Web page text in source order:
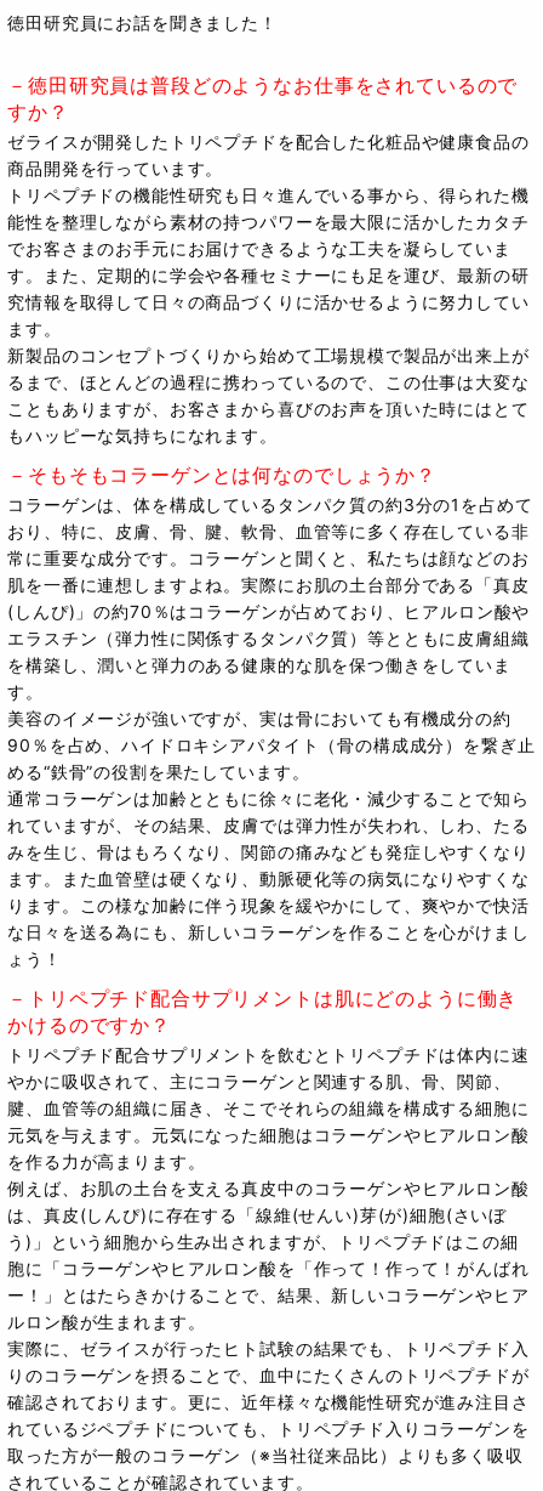
徳田研究員にお話を聞きました！
－徳田研究員は普段どのようなお仕事をされているので
すか？
ゼライスが開発したトリペプチドを配合した化粧品や健康食品の
商品開発を行っています。
トリペプチドの機能性研究も日々進んでいる事から、得られた機
能性を整理しながら素材の持つパワーを最大限に活かしたカタチ
でお客さまのお手元にお届けできるような工夫を凝らしていま
す。また、定期的に学会や各種セミナーにも足を運び、最新の研
究情報を取得して日々の商品づくりに活かせるように努力してい
ます。
新製品のコンセプトづくりから始めて工場規模で製品が出来上が
るまで、ほとんどの過程に携わっているので、この仕事は大変な
こともありますが、お客さまから喜びのお声を頂いた時にはとて
もハッピーな気持ちになれます。
－そもそもコラーゲンとは何なのでしょうか？
コラーゲンは、体を構成しているタンパク質の約3分の1を占めて
おり、特に、皮膚、骨、腱、軟骨、血管等に多く存在している非
常に重要な成分です。コラーゲンと聞くと、私たちは顔などのお
肌を一番に連想しますよね。実際にお肌の土台部分である「真皮
(しんぴ)」の約70％はコラーゲンが占めており、ヒアルロン酸や
エラスチン（弾力性に関係するタンパク質）等とともに皮膚組織
を構築し、潤いと弾力のある健康的な肌を保つ働きをしていま
す。
美容のイメージが強いですが、実は骨においても有機成分の約
90％を占め、ハイドロキシアパタイト（骨の構成成分）を繋ぎ止
める“鉄骨”の役割を果たしています。
通常コラーゲンは加齢とともに徐々に老化・減少することで知ら
れていますが、その結果、皮膚では弾力性が失われ、しわ、たる
みを生じ、骨はもろくなり、関節の痛みなども発症しやすくなり
ます。また血管壁は硬くなり、動脈硬化等の病気になりやすくな
ります。この様な加齢に伴う現象を緩やかにして、爽やかで快活
な日々を送る為にも、新しいコラーゲンを作ることを心がけまし
ょう！
－トリペプチド配合サプリメントは肌にどのように働き
かけるのですか？
トリペプチド配合サプリメントを飲むとトリペプチドは体内に速
やかに吸収されて、主にコラーゲンと関連する肌、骨、関節、
腱、血管等の組織に届き、そこでそれらの組織を構成する細胞に
元気を与えます。元気になった細胞はコラーゲンやヒアルロン酸
を作る力が高まります。
例えば、お肌の土台を支える真皮中のコラーゲンやヒアルロン酸
は、真皮(しんぴ)に存在する「線維(せんい)芽(が)細胞(さいぼ
う)」という細胞から生み出されますが、トリペプチドはこの細
胞に「コラーゲンやヒアルロン酸を「作って！作って！がんばれ
ー！」とはたらきかけることで、結果、新しいコラーゲンやヒア
ルロン酸が生まれます。
実際に、ゼライスが行ったヒト試験の結果でも、トリペプチド入
りのコラーゲンを摂ることで、血中にたくさんのトリペプチドが
確認されております。更に、近年様々な機能性研究が進み注目さ
れているジペプチドについても、トリペプチド入りコラーゲンを
取った方が一般のコラーゲン（※当社従来品比）よりも多く吸収
されていることが確認されています。